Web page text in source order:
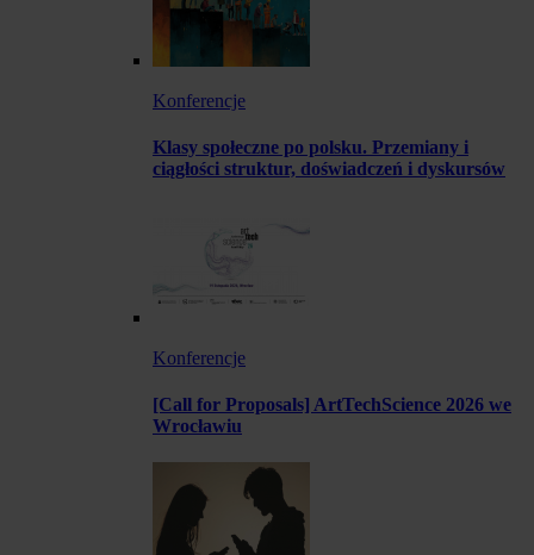
Konferencje
Klasy społeczne po polsku. Przemiany i
ciągłości struktur, doświadczeń i dyskursów
Konferencje
[Call for Proposals] ArtTechScience 2026 we
Wrocławiu